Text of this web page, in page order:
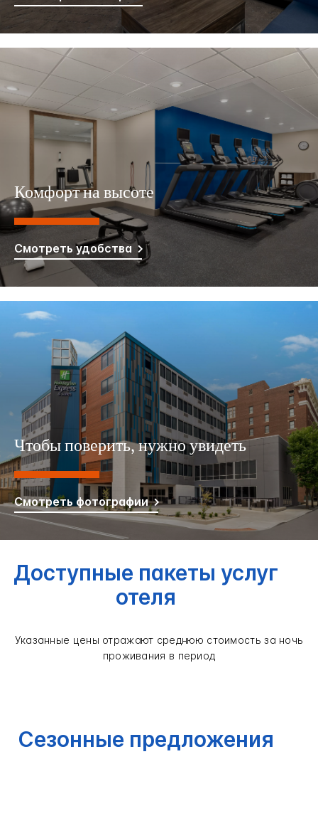
Комфорт на высоте
Смотреть удобства
Чтобы поверить, нужно увидеть
Смотреть фотографии
Доступные пакеты услуг
отеля
Указанные цены отражают среднюю стоимость за ночь
проживания в период
Сезонные предложения